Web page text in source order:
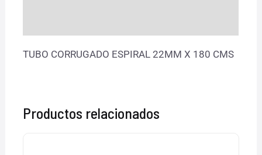
TUBO CORRUGADO ESPIRAL 22MM X 180 CMS
Productos relacionados